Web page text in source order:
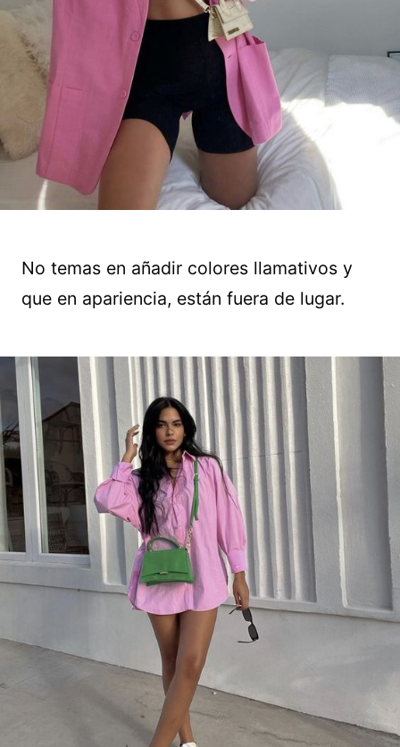
No temas en añadir colores llamativos y
que en apariencia, están fuera de lugar.